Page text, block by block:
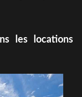
les locations